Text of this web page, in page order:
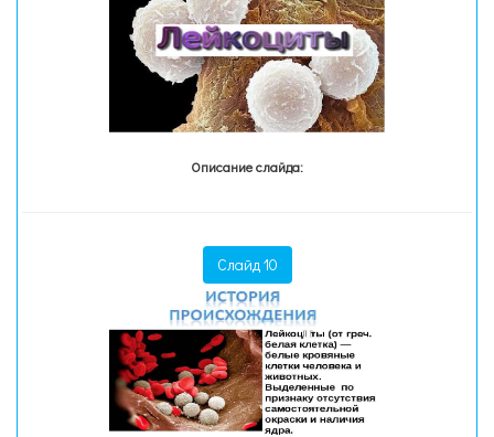
Описание слайда:
Слайд 10